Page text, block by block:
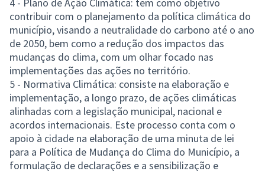
contribuir com o planejamento da política climática do
município, visando a neutralidade do carbono até o ano
de 2050, bem como a redução dos impactos das
mudanças do clima, com um olhar focado nas
implementações das ações no território.
5 - Normativa Climática: consiste na elaboração e
implementação, a longo prazo, de ações climáticas
alinhadas com a legislação municipal, nacional e
acordos internacionais. Este processo conta com o
apoio à cidade na elaboração de uma minuta de lei
para a Política de Mudança do Clima do Município, a
formulação de declarações e a sensibilização e